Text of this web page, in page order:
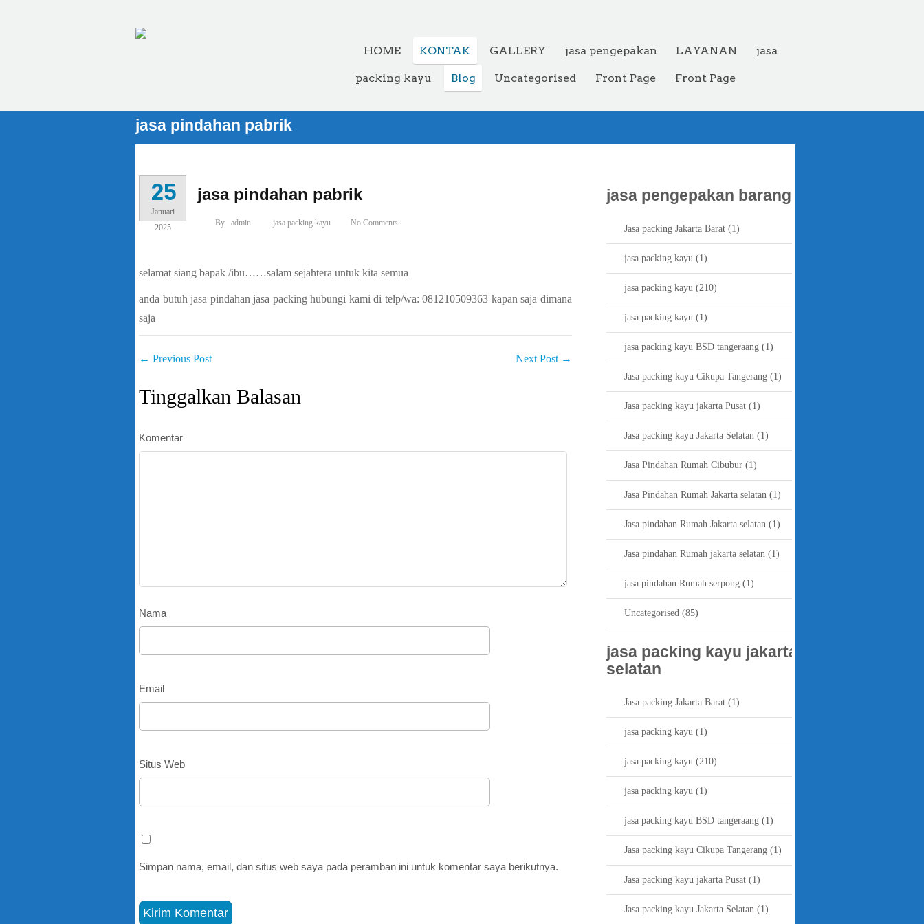
HOME KONTAK GALLERY jasa pengepakan LAYANAN jasa
packing kayu Blog Uncategorised Front Page Front Page
jasa pindahan pabrik
jasa pindahan pabrik
25
Januari
2025
By admin jasa packing kayu No Comments.
selamat siang bapak /ibu……salam sejahtera untuk kita semua
anda butuh jasa pindahan jasa packing hubungi kami di telp/wa: 081210509363 kapan saja dimana
saja
← Previous Post Next Post →
Tinggalkan Balasan
Komentar
Nama
Email
Situs Web
Simpan nama, email, dan situs web saya pada peramban ini untuk komentar saya berikutnya.
jasa pengepakan barang
Jasa packing Jakarta Barat (1)
jasa packing kayu (1)
jasa packing kayu (210)
jasa packing kayu (1)
jasa packing kayu BSD tangeraang (1)
Jasa packing kayu Cikupa Tangerang (1)
Jasa packing kayu jakarta Pusat (1)
Jasa packing kayu Jakarta Selatan (1)
Jasa Pindahan Rumah Cibubur (1)
Jasa Pindahan Rumah Jakarta selatan (1)
Jasa pindahan Rumah Jakarta selatan (1)
Jasa pindahan Rumah jakarta selatan (1)
jasa pindahan Rumah serpong (1)
Uncategorised (85)
jasa packing kayu jakarta
selatan
Jasa packing Jakarta Barat (1)
jasa packing kayu (1)
jasa packing kayu (210)
jasa packing kayu (1)
jasa packing kayu BSD tangeraang (1)
Jasa packing kayu Cikupa Tangerang (1)
Jasa packing kayu jakarta Pusat (1)
Jasa packing kayu Jakarta Selatan (1)